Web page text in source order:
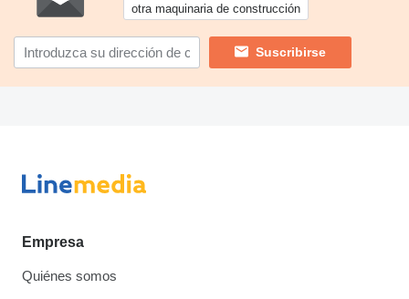
otra maquinaria de construcción
Suscribirse
Empresa
Quiénes somos